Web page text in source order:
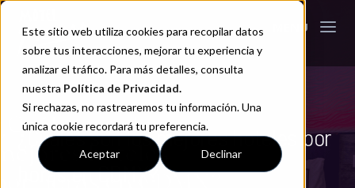
Este sitio web utiliza cookies para recopilar datos
sobre tus interacciones, mejorar tu experiencia y
analizar el tráfico. Para más detalles, consulta
nuestra Política de Privacidad.
Si rechazas, no rastrearemos tu información. Una
única cookie recordará tu preferencia.
Aceptar Declinar
¿Cuáles son los mejores hoteles por
horas en CDMX?